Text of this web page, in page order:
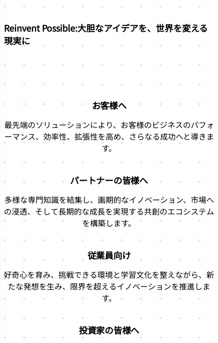
Reinvent Possible:大胆なアイデアを、世界を変える
現実に
お客様へ
最先端のソリューションにより、お客様のビジネスのパフォ
ーマンス、効率性、拡張性を高め、さらなる成功へと導きま
す。
パートナーの皆様へ
多様な専門知識を結集し、画期的なイノベーション、市場へ
の浸透、そして長期的な成長を実現する共創のエコシステム
を構築します。
従業員向け
好奇心を育み、挑戦できる環境と学習文化を整えながら、新
たな発想を生み、限界を超えるイノベーションを推進しま
す。
投資家の皆様へ